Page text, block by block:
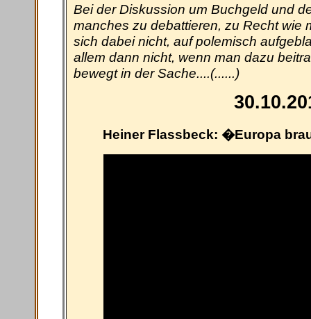
Bei der Diskussion um Buchgeld und
manches zu debattieren, zu Recht wie
sich dabei nicht, auf polemisch
allem dann nicht, wenn man dazu
bewegt in der Sache....(......)
Heiner Flassbeck: �Europa